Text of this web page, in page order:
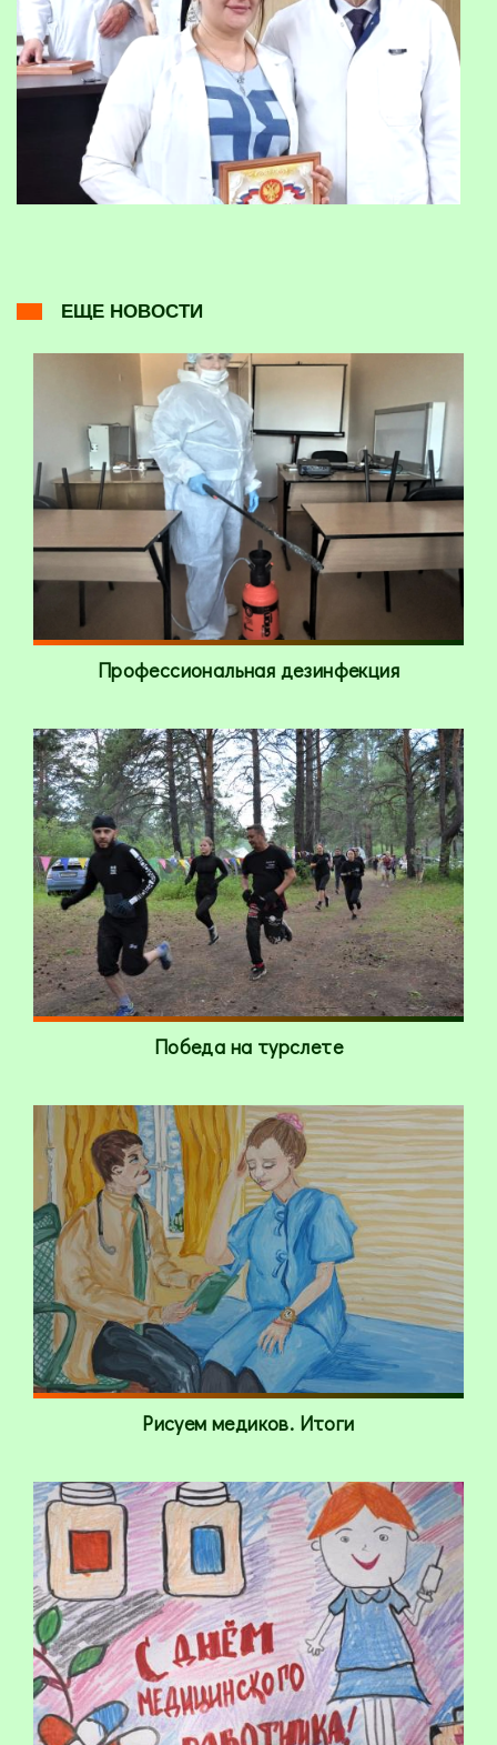
ЕЩЕ НОВОСТИ
Профессиональная дезинфекция
Победа на турслете
Рисуем медиков. Итоги